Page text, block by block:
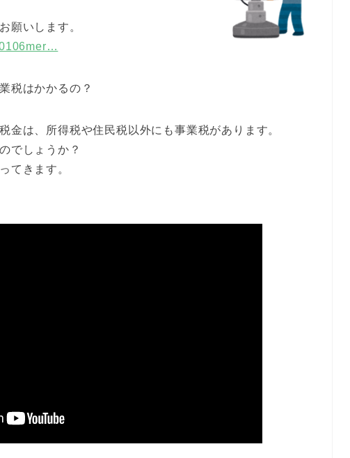
願いします。
税はかかるの？
金は、所得税や住民税以外にも事業税があります。
でしょうか？
てきます。